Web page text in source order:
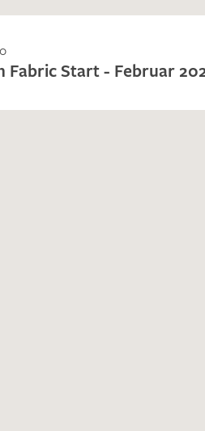
Fabric Start - Februar